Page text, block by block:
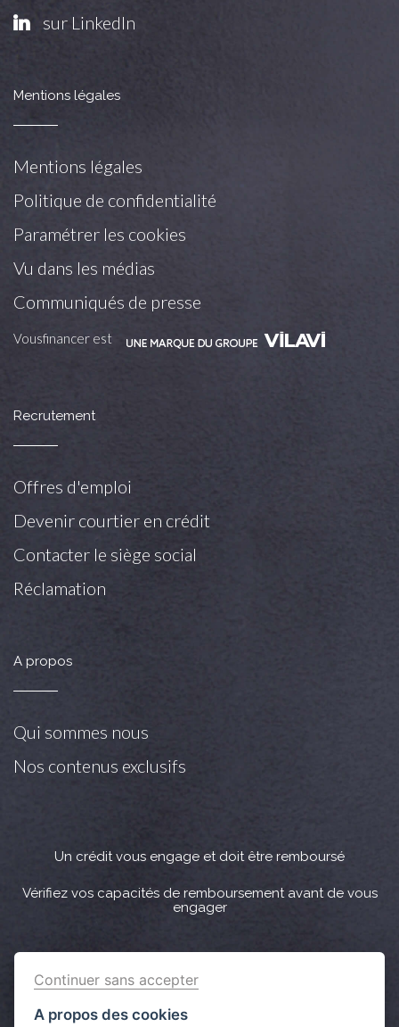
sur LinkedIn
Mentions légales
Mentions légales
Politique de confidentialité
Paramétrer les cookies
Vu dans les médias
Communiqués de presse
Vousfinancer est
Recrutement
Offres d'emploi
Devenir courtier en crédit
Contacter le siège social
Réclamation
A propos
Qui sommes nous
Nos contenus exclusifs
Un crédit vous engage et doit être remboursé
Vérifiez vos capacités de remboursement avant de vous
engager
Crédit immobilier : Vous bénéficiez d’un délai légal de
réflexion de 10 jours. Lorsque la vente est subordonnée à
l'obtention d’un prêt et si celui-ci n’est pas obtenu, le
Continuer sans accepter
A propos des cookies